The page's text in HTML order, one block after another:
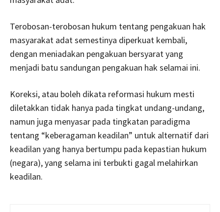
Terobosan-terobosan hukum tentang pengakuan hak
masyarakat adat semestinya diperkuat kembali,
dengan meniadakan pengakuan bersyarat yang
menjadi batu sandungan pengakuan hak selamai ini.
Koreksi, atau boleh dikata reformasi hukum mesti
diletakkan tidak hanya pada tingkat undang-undang,
namun juga menyasar pada tingkatan paradigma
tentang “keberagaman keadilan” untuk alternatif dari
keadilan yang hanya bertumpu pada kepastian hukum
(negara), yang selama ini terbukti gagal melahirkan
keadilan.